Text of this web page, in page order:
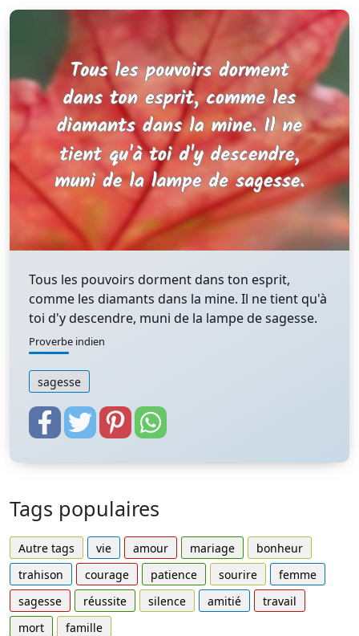
Tous les pouvoirs dorment dans ton esprit,
comme les diamants dans la mine. Il ne tient qu'à
toi d'y descendre, muni de la lampe de sagesse.
Proverbe indien
sagesse
Tags populaires
Autre tags vie amour mariage
bonheur
trahison
courage patience sourire
femme
sagesse
réussite silence amitié
travail
mort
famille